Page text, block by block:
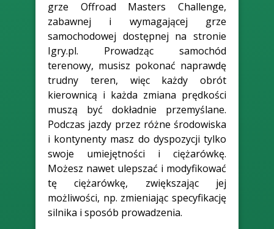
grze Offroad Masters Challenge,
zabawnej i wymagającej grze
samochodowej dostępnej na stronie
Igry.pl. Prowadząc samochód
terenowy, musisz pokonać naprawdę
trudny teren, więc każdy obrót
kierownicą i każda zmiana prędkości
muszą być dokładnie przemyślane.
Podczas jazdy przez różne środowiska
i kontynenty masz do dyspozycji tylko
swoje umiejętności i ciężarówkę.
Możesz nawet ulepszać i modyfikować
tę ciężarówkę, zwiększając jej
możliwości, np. zmieniając specyfikację
silnika i sposób prowadzenia.